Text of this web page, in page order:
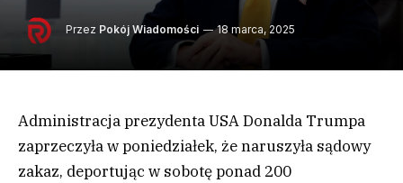
Przez Pokój Wiadomości 18 marca, 2025
Administracja prezydenta USA Donalda Trumpa
zaprzeczyła w poniedziałek, że naruszyła sądowy
zakaz, deportując w sobotę ponad 200